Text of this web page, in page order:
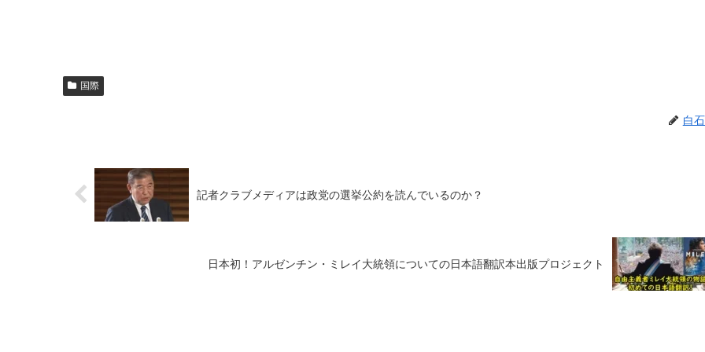
国際
白
記者クラブメディアは政党の選挙公約を読んでいるのか？
日本初！アルゼンチン・ミレイ大統領についての日本語翻訳本出版プロジェクト